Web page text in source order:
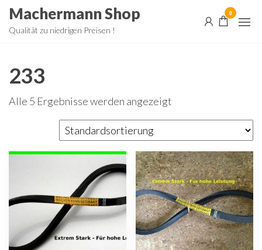
ZumMachermann Shop
Qualität zu niedrigen Preisen !
0
233
Alle 5 Ergebnisse werden angezeigt